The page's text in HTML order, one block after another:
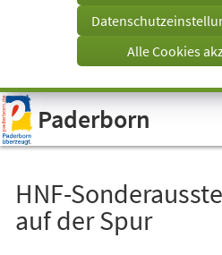
Visuelle
Assistenzsoftware
öffnen.
Tab)
Alle Cookies
Paderborn
HNF-
auf der Spur